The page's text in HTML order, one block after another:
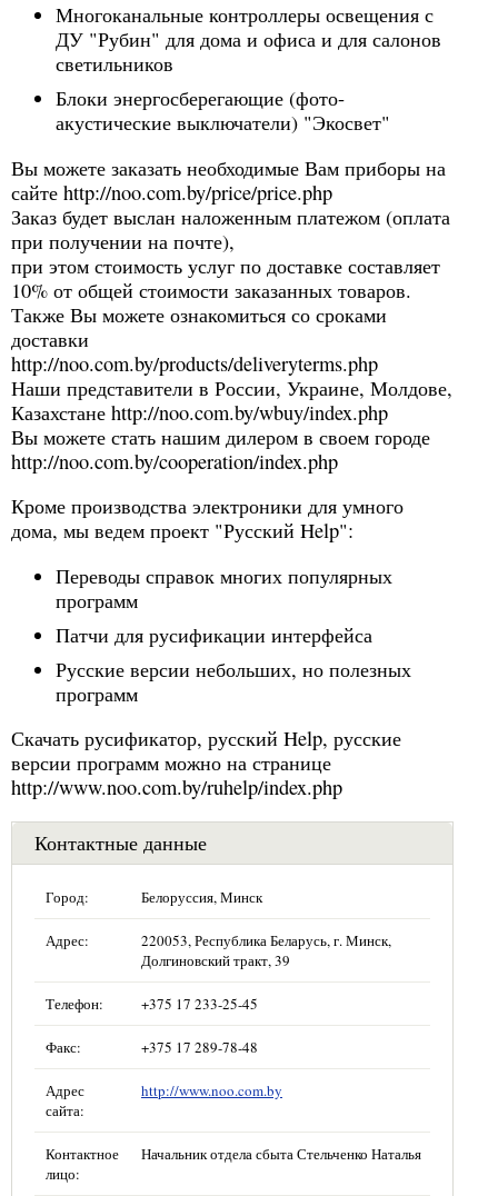
Многоканальные контроллеры освещения с
ДУ "Рубин" для дома и офиса и для салонов
светильников
Блоки энергосберегающие (фото-
акустические выключатели) "Экосвет"
Вы можете заказать необходимые Вам приборы на
сайте http://noo.com.by/price/price.php
Заказ будет выслан наложенным платежом (оплата
при получении на почте),
при этом стоимость услуг по доставке составляет
10% от общей стоимости заказанных товаров.
Также Вы можете ознакомиться со сроками
доставки
http://noo.com.by/products/deliveryterms.php
Наши представители в России, Украине, Молдове,
Казахстане http://noo.com.by/wbuy/index.php
Вы можете стать нашим дилером в своем городе
http://noo.com.by/cooperation/index.php
Кроме производства электроники для умного
дома, мы ведем проект "Русский Help":
Переводы справок многих популярных
программ
Патчи для русификации интерфейса
Русские версии небольших, но полезных
программ
Скачать русификатор, русский Help, русские
версии программ можно на странице
http://www.noo.com.by/ruhelp/index.php
Контактные данные
Город: Белоруссия, Минск
Адрес:
220053, Республика Беларусь, г. Минск,
Долгиновский тракт, 39
Телефон: +375 17 233-25-45
Факс: +375 17 289-78-48
Адрес
сайта:
http://www.noo.com.by
Контактное
лицо:
Начальник отдела сбыта Стельченко Наталья